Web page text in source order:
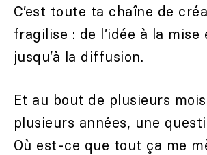
C’est toute ta chaîne de
fragilise : de l’idée à la mise
jusqu’à la diffusion.
Et au bout de plusieurs
plusieurs années, une
Où est-ce que tout ça me